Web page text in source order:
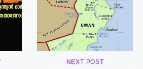
NEXT POST